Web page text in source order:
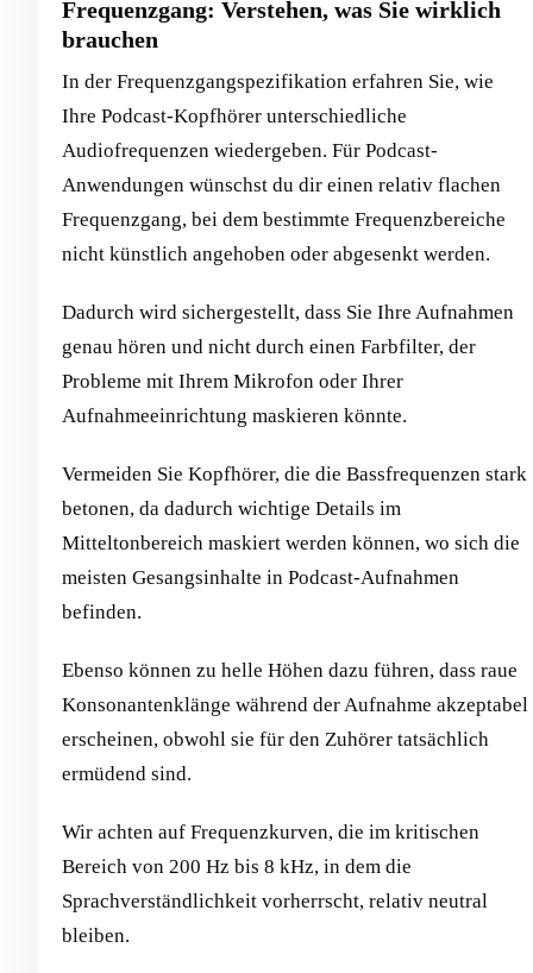
Frequenzgang: Verstehen, was Sie wirklich
brauchen
In der Frequenzgangspezifikation erfahren Sie, wie
Ihre Podcast-Kopfhörer unterschiedliche
Audiofrequenzen wiedergeben. Für Podcast-
Anwendungen wünschst du dir einen relativ flachen
Frequenzgang, bei dem bestimmte Frequenzbereiche
nicht künstlich angehoben oder abgesenkt werden.
Dadurch wird sichergestellt, dass Sie Ihre Aufnahmen
genau hören und nicht durch einen Farbfilter, der
Probleme mit Ihrem Mikrofon oder Ihrer
Aufnahmeeinrichtung maskieren könnte.
Vermeiden Sie Kopfhörer, die die Bassfrequenzen stark
betonen, da dadurch wichtige Details im
Mitteltonbereich maskiert werden können, wo sich die
meisten Gesangsinhalte in Podcast-Aufnahmen
befinden.
Ebenso können zu helle Höhen dazu führen, dass raue
Konsonantenklänge während der Aufnahme akzeptabel
erscheinen, obwohl sie für den Zuhörer tatsächlich
ermüdend sind.
Wir achten auf Frequenzkurven, die im kritischen
Bereich von 200 Hz bis 8 kHz, in dem die
Sprachverständlichkeit vorherrscht, relativ neutral
bleiben.